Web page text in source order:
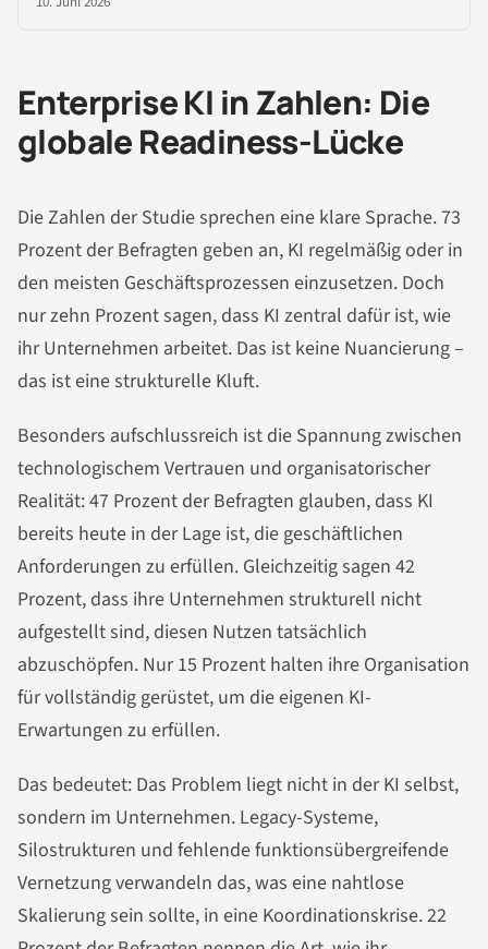
Enterprise KI in Zahlen: Die
globale Readiness-Lücke
Die Zahlen der Studie sprechen eine klare Sprache. 73
Prozent der Befragten geben an, KI regelmäßig oder in
den meisten Geschäftsprozessen einzusetzen. Doch
nur zehn Prozent sagen, dass KI zentral dafür ist, wie
ihr Unternehmen arbeitet. Das ist keine Nuancierung –
das ist eine strukturelle Kluft.
Besonders aufschlussreich ist die Spannung zwischen
technologischem Vertrauen und organisatorischer
Realität: 47 Prozent der Befragten glauben, dass KI
bereits heute in der Lage ist, die geschäftlichen
Anforderungen zu erfüllen. Gleichzeitig sagen 42
Prozent, dass ihre Unternehmen strukturell nicht
aufgestellt sind, diesen Nutzen tatsächlich
abzuschöpfen. Nur 15 Prozent halten ihre Organisation
für vollständig gerüstet, um die eigenen KI-
Erwartungen zu erfüllen.
Das bedeutet: Das Problem liegt nicht in der KI selbst,
sondern im Unternehmen. Legacy-Systeme,
Silostrukturen und fehlende funktionsübergreifende
Vernetzung verwandeln das, was eine nahtlose
Skalierung sein sollte, in eine Koordinationskrise. 22